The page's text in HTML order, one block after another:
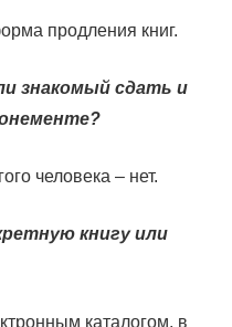
продления книг.
знакомый сдать и
человека – нет.
книгу или
каталогом, в